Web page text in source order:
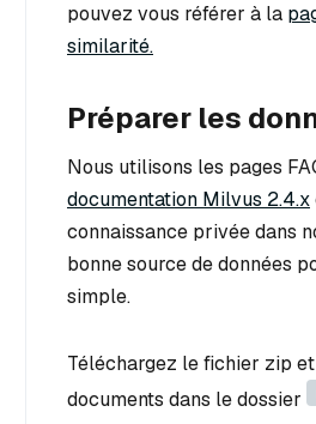
pouvez vous référer à la
similarité.
Préparer les
Nous utilisons les pages
documentation Milvus 2.4.x
connaissance privée dans
bonne source de données
simple.
Téléchargez le fichier zip
documents dans le dossier